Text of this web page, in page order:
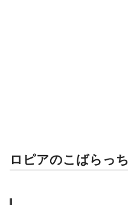
ロピアのこばらっ